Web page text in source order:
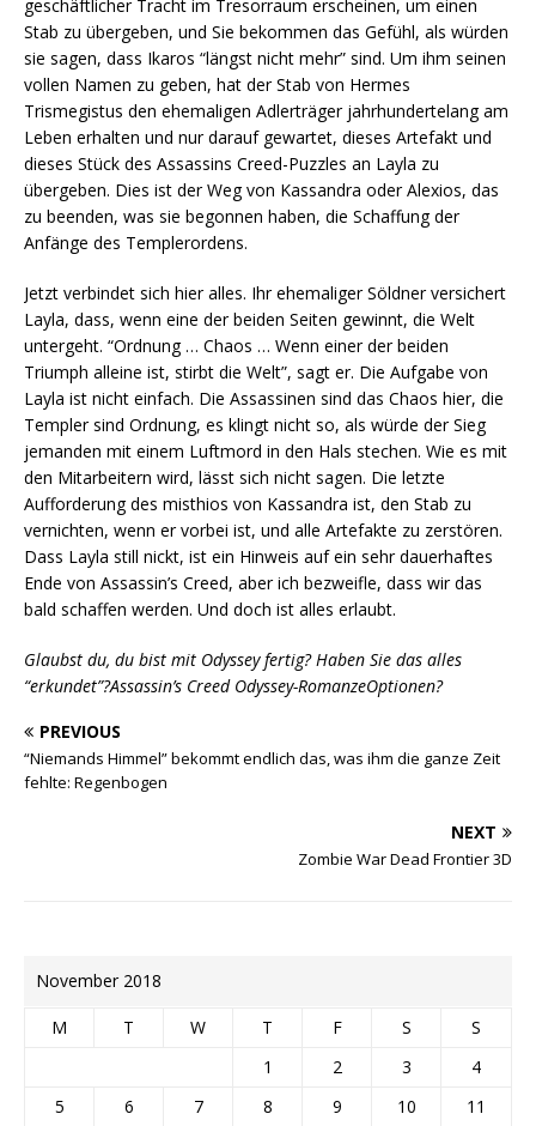
geschäftlicher Tracht im Tresorraum erscheinen, um einen
Stab zu übergeben, und Sie bekommen das Gefühl, als würden
sie sagen, dass Ikaros “längst nicht mehr” sind. Um ihm seinen
vollen Namen zu geben, hat der Stab von Hermes
Trismegistus den ehemaligen Adlerträger jahrhundertelang am
Leben erhalten und nur darauf gewartet, dieses Artefakt und
dieses Stück des Assassins Creed-Puzzles an Layla zu
übergeben. Dies ist der Weg von Kassandra oder Alexios, das
zu beenden, was sie begonnen haben, die Schaffung der
Anfänge des Templerordens.
Jetzt verbindet sich hier alles. Ihr ehemaliger Söldner versichert
Layla, dass, wenn eine der beiden Seiten gewinnt, die Welt
untergeht. “Ordnung … Chaos … Wenn einer der beiden
Triumph alleine ist, stirbt die Welt”, sagt er. Die Aufgabe von
Layla ist nicht einfach. Die Assassinen sind das Chaos hier, die
Templer sind Ordnung, es klingt nicht so, als würde der Sieg
jemanden mit einem Luftmord in den Hals stechen. Wie es mit
den Mitarbeitern wird, lässt sich nicht sagen. Die letzte
Aufforderung des misthios von Kassandra ist, den Stab zu
vernichten, wenn er vorbei ist, und alle Artefakte zu zerstören.
Dass Layla still nickt, ist ein Hinweis auf ein sehr dauerhaftes
Ende von Assassin’s Creed, aber ich bezweifle, dass wir das
bald schaffen werden. Und doch ist alles erlaubt.
Glaubst du, du bist mit Odyssey fertig? Haben Sie das alles
“erkundet”?Assassin’s Creed Odyssey-RomanzeOptionen?
PREVIOUS
“Niemands Himmel” bekommt endlich das, was ihm die ganze Zeit
fehlte: Regenbogen
NEXT
Zombie War Dead Frontier 3D
November 2018
M T W T F S
S
1
2 3
4
5
6 7 8 9 10 11